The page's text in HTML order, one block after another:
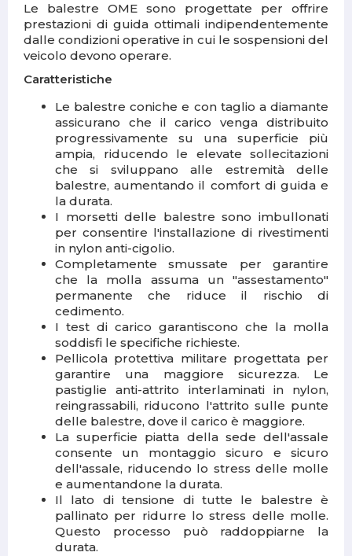
Le balestre OME sono progettate per offrire
prestazioni di guida ottimali indipendentemente
dalle condizioni operative in cui le sospensioni del
veicolo devono operare.
Caratteristiche
Le balestre coniche e con taglio a diamante
assicurano che il carico venga distribuito
progressivamente su una superficie più
ampia, riducendo le elevate sollecitazioni
che si sviluppano alle estremità delle
balestre, aumentando il comfort di guida e
la durata.
I morsetti delle balestre sono imbullonati
per consentire l'installazione di rivestimenti
in nylon anti-cigolio.
Completamente smussate per garantire
che la molla assuma un "assestamento"
permanente che riduce il rischio di
cedimento.
I test di carico garantiscono che la molla
soddisfi le specifiche richieste.
Pellicola protettiva militare progettata per
garantire una maggiore sicurezza. Le
pastiglie anti-attrito interlaminati in nylon,
reingrassabili, riducono l'attrito sulle punte
delle balestre, dove il carico è maggiore.
La superficie piatta della sede dell'assale
consente un montaggio sicuro e sicuro
dell'assale, riducendo lo stress delle molle
e aumentandone la durata.
Il lato di tensione di tutte le balestre è
pallinato per ridurre lo stress delle molle.
Questo processo può raddoppiarne la
durata.